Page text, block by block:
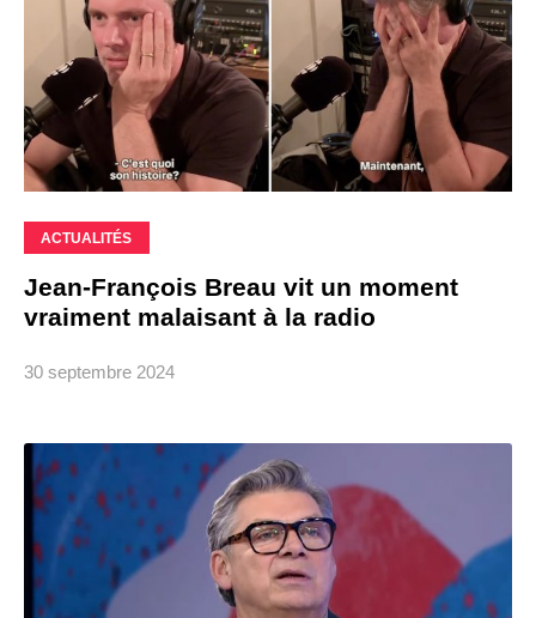
ACTUALITÉS
Jean-François Breau vit un moment
vraiment malaisant à la radio
30 septembre 2024